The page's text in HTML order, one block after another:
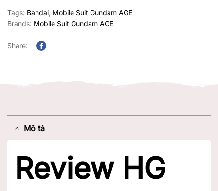
Tags: Bandai, Mobile Suit Gundam AGE
Brands: Mobile Suit Gundam AGE
Share:
Mô tả
Review HG